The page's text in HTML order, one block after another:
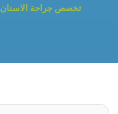
تخصص جراحة الاسنان